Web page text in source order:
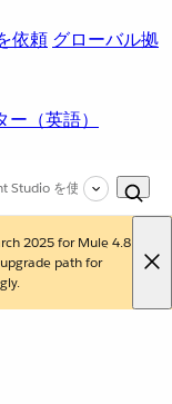
依頼 グローバル拠
（英語）
Studio を使用した
2025 for Mule 4.8
path for